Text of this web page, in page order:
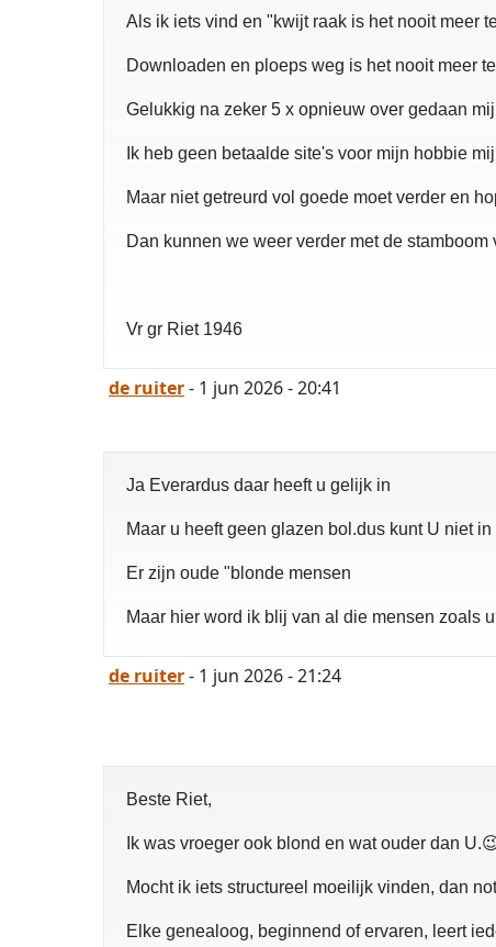
Als ik iets vind en "kwijt raak is het nooit meer
Downloaden en ploeps weg is het nooit meer
Gelukkig na zeker 5 x opnieuw over gedaan
Ik heb geen betaalde site's voor mijn hobbie
Maar niet getreurd vol goede moet verder en
Dan kunnen we weer verder met de stamboom
Vr gr Riet 1946
de ruiter- 1 jun 2026 - 20:41
Ja Everardus daar heeft u gelijk in
Maar u heeft geen glazen bol.dus kunt U niet
Er zijn oude "blonde mensen
Maar hier word ik blij van al die mensen zoals
de ruiter- 1 jun 2026 - 21:24
Beste Riet,
Ik was vroeger ook blond en wat ouder dan
Mocht ik iets structureel moeilijk vinden, dan
Elke genealoog, beginnend of ervaren, leert